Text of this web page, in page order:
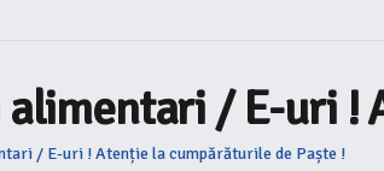
alimentari / E-uri
/ E-uri ! Atenție la cumpărăturile de Paște !